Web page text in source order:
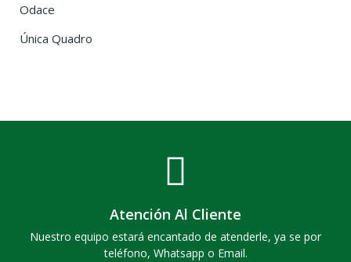
Odace
Única Quadro
Atención Al Cliente
Nuestro equipo estará encantado de atenderle, ya se por
teléfono, Whatsapp o Email.